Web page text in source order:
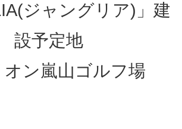
ジャングリア)」建
設予定地
オン嵐山ゴルフ場